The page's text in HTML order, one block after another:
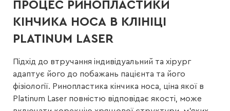
ПРОЦЕС РИНОПЛАСТИКИ
КІНЧИКА НОСА В КЛІНІЦІ
PLATINUM LASER
Підхід до втручання індивідуальний та хірург
адаптує його до побажань пацієнта та його
фізіології. Ринопластика кінчика носа, ціна якої в
Platinum Laser повністю відповідає якості, може